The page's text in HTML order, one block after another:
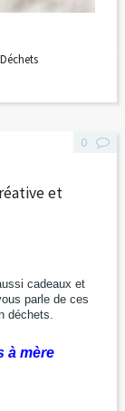
et
cadeaux et
parle de ces
déchets.
à mère
0